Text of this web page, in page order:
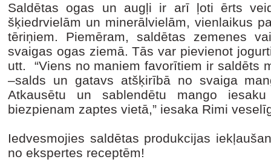
Saldētas ogas un augļi ir arī ļoti ērts
šķiedrvielām un minerālvielām, vienlaikus
tēriņiem. Piemēram, saldētas zemenes
svaigas ogas ziemā. Tās var pievienot
utt. “Viens no maniem favorītiem ir saldēts
–salds un gatavs atšķirībā no svaiga
Atkausētu un sablendētu mango
biezpienam zaptes vietā,” iesaka Rimi
Iedvesmojies saldētas produkcijas
no ekspertes receptēm!